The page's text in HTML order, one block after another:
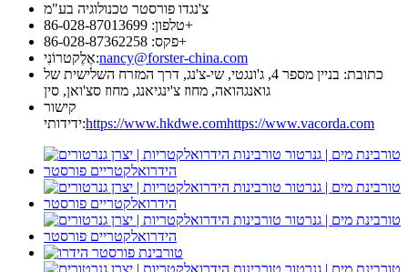
צ'נגדו פורסטר טכנולוגיה בע"מ
טלפון: 86-028-87013699+
פקס: 86-028-87362258+
אֶלֶקטרוֹנִי:nancy@forster-china.com
כתובת: בניין מספר 4, ג'ונגטי, שי-צ'נג, דרך המזרח השלישית של
גואנגהואה, מחוז צ'ינגיאנג, מחוז סצ'ואן, סין
קישור
ידידותי:https://www.hkdwe.comhttps://www.vacorda.com